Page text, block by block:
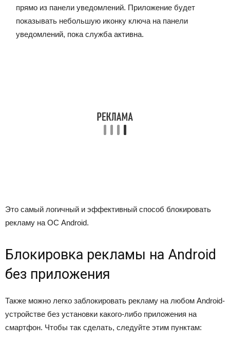
прямо из панели уведомлений. Приложение будет
показывать небольшую иконку ключа на панели
уведомлений, пока служба активна.
Это самый логичный и эффективный способ блокировать
рекламу на ОС Android.
Блокировка рекламы на Android
без приложения
Также можно легко заблокировать рекламу на любом Android-
устройстве без установки какого-либо приложения на
смартфон. Чтобы так сделать, следуйте этим пунктам: